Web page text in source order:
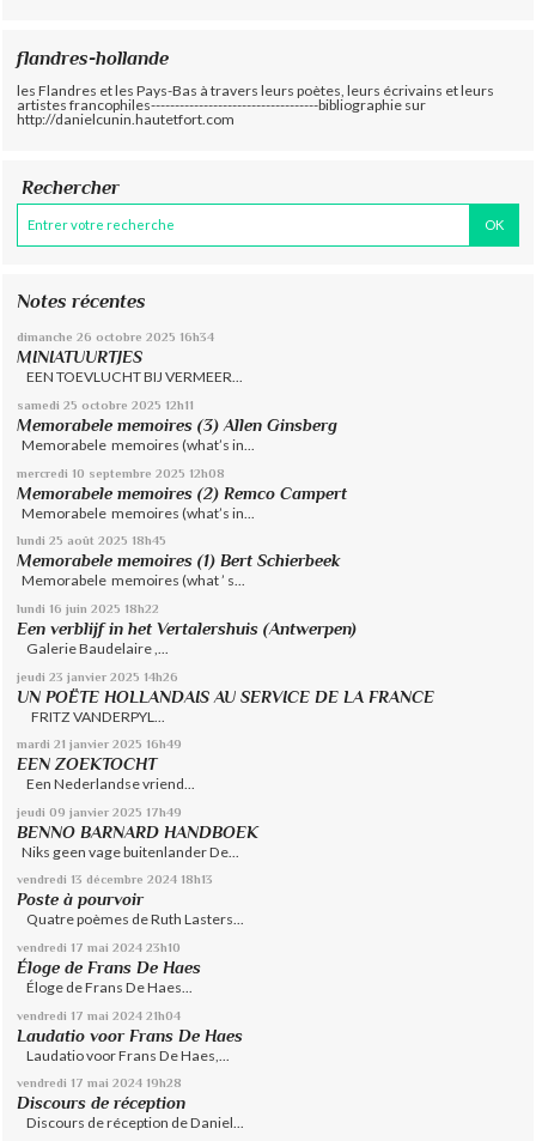
flandres-hollande
les Flandres et les Pays-Bas à travers leurs poètes, leurs écrivains et leurs
artistes francophiles-----------------------------------bibliographie sur
http://danielcunin.hautetfort.com
Rechercher
Notes récentes
dimanche 26 octobre 2025 16h34
MINIATUURTJES
EEN TOEVLUCHT BIJ VERMEER...
samedi 25 octobre 2025 12h11
Memorabele memoires (3) Allen Ginsberg
Memorabele memoires (what’s in...
mercredi 10 septembre 2025 12h08
Memorabele memoires (2) Remco Campert
Memorabele memoires (what’s in...
lundi 25 août 2025 18h45
Memorabele memoires (1) Bert Schierbeek
Memorabele memoires (what ’ s...
lundi 16 juin 2025 18h22
Een verblijf in het Vertalershuis (Antwerpen)
Galerie Baudelaire ,...
jeudi 23 janvier 2025 14h26
UN POËTE HOLLANDAIS AU SERVICE DE LA FRANCE
FRITZ VANDERPYL...
mardi 21 janvier 2025 16h49
EEN ZOEKTOCHT
Een Nederlandse vriend...
jeudi 09 janvier 2025 17h49
BENNO BARNARD HANDBOEK
Niks geen vage buitenlander De...
vendredi 13 décembre 2024 18h13
Poste à pourvoir
Quatre poèmes de Ruth Lasters...
vendredi 17 mai 2024 23h10
Éloge de Frans De Haes
Éloge de Frans De Haes...
vendredi 17 mai 2024 21h04
Laudatio voor Frans De Haes
Laudatio voor Frans De Haes,...
vendredi 17 mai 2024 19h28
Discours de réception
Discours de réception de Daniel...